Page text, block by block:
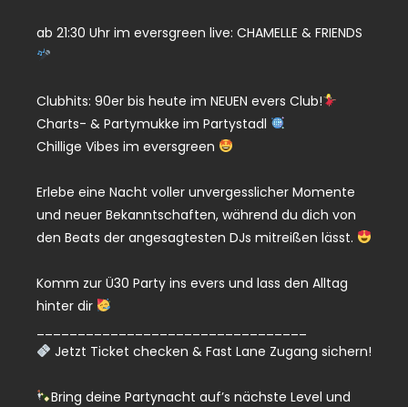
ab 21:30 Uhr im eversgreen live: CHAMELLE & FRIENDS
Clubhits: 90er bis heute im NEUEN evers Club!
Charts- & Partymukke im Partystadl
Chillige Vibes im eversgreen
Erlebe eine Nacht voller unvergesslicher Momente
und neuer Bekanntschaften, während du dich von
den Beats der angesagtesten DJs mitreißen lässt.
Komm zur Ü30 Party ins evers und lass den Alltag
hinter dir
Jetzt Ticket checken & Fast Lane Zugang sichern!
Bring deine Partynacht auf’s nächste Level und